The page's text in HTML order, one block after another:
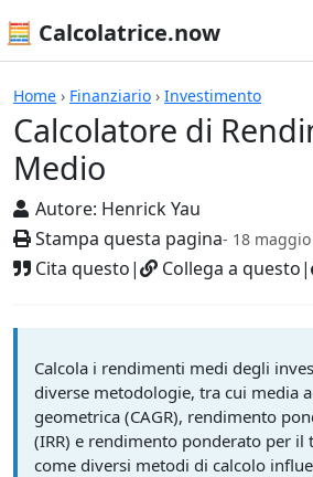
🧮 Calcolatrice.now
Home › Finanziario › Investimento
Calcolatore di
Medio
Autore: Henrick Yau
Stampa questa pagina- 18
Cita questo| Collega a questo|
Calcolatrici
Calcola i rendimenti medi degli
diverse metodologie, tra cui media
geometrica (CAGR), rendimento
(IRR) e rendimento ponderato per il
come diversi metodi di calcolo